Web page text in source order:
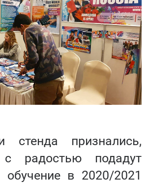
стенда признались,
радостью подадут
обучение в 2020/2021